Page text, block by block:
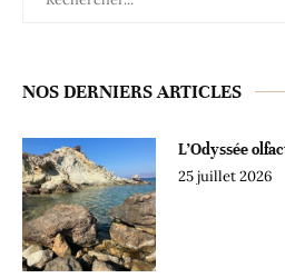
NOS DERNIERS ARTICLES
L’Odyssée
25 juillet 2026